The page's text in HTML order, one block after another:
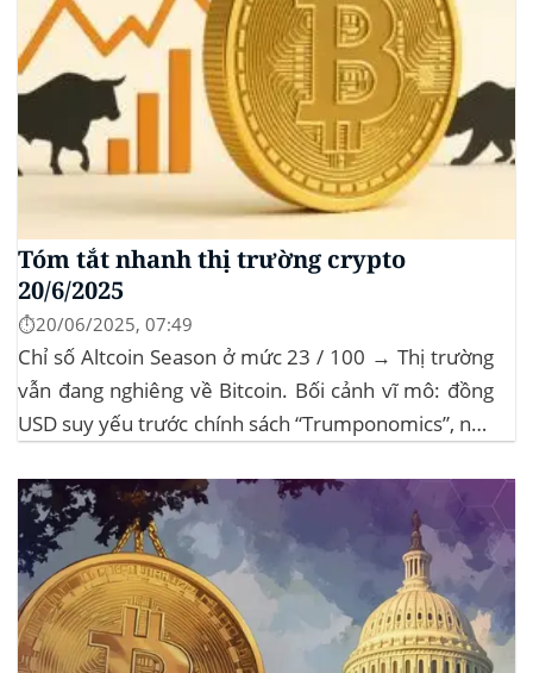
Tóm tắt nhanh thị trường crypto
20/6/2025
⏱️20/06/2025, 07:49
Chỉ số Altcoin Season ở mức 23 / 100 → Thị trường
vẫn đang nghiêng về Bitcoin. Bối cảnh vĩ mô: đồng
USD suy yếu trước chính sách “Trumponomics”, nhà
Sự kiện Chi tiết Hack 100 triệu USD...